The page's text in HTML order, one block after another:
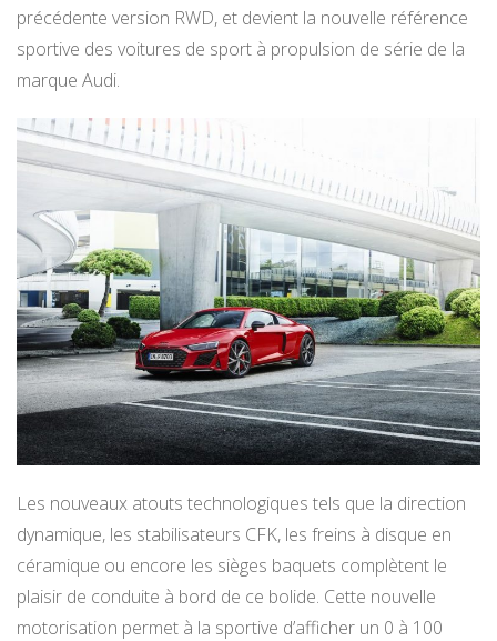
précédente version RWD, et devient la nouvelle référence
sportive des voitures de sport à propulsion de série de la
marque Audi.
Les nouveaux atouts technologiques tels que la direction
dynamique, les stabilisateurs CFK, les freins à disque en
céramique ou encore les sièges baquets complètent le
plaisir de conduite à bord de ce bolide. Cette nouvelle
motorisation permet à la sportive d’afficher un 0 à 100